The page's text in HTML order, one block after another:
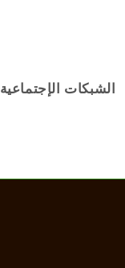
الشبكات الإجتماعية